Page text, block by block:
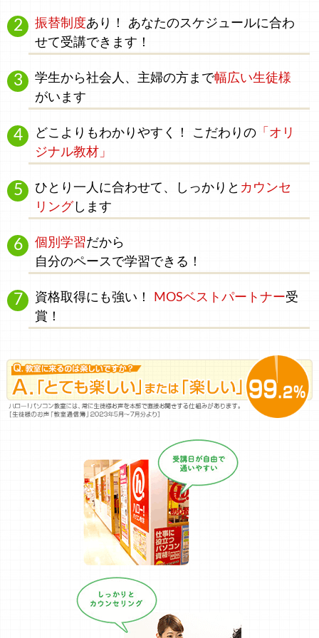
振替制度あり！ あなたのスケジュールに合わ
せて受講できます！
学生から社会人、主婦の方まで幅広い生徒様
がいます
どこよりもわかりやすく！ こだわりの 「オリ
ジナル教材」
ひとり一人に合わせて、 しっかりと カウンセ
リング します
個別学習だから
自分のペースで学習できる！
資格取得にも強い！ MOSベストパートナー受
賞！